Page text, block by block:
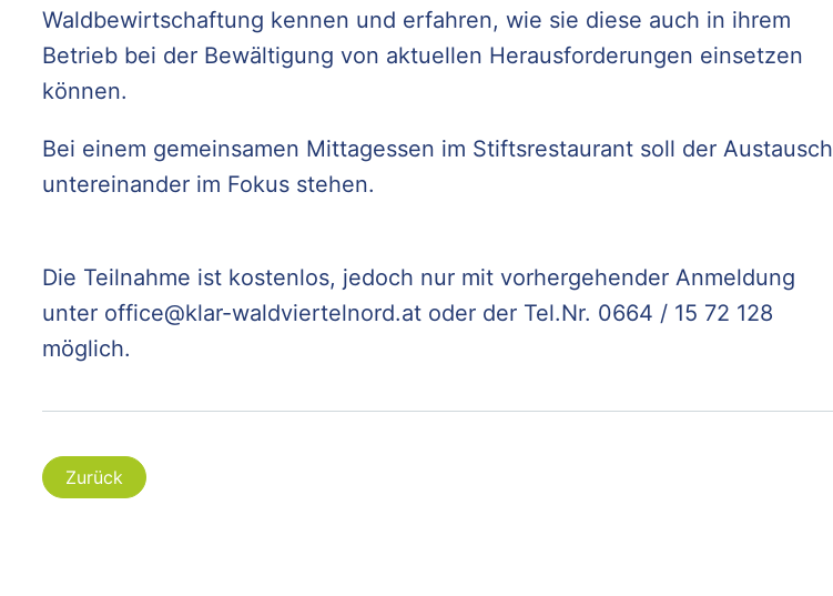
Waldbewirtschaftung kennen und erfahren, wie sie diese auch in ihrem
Betrieb bei der Bewältigung von aktuellen Herausforderungen einsetzen
können.
Bei einem gemeinsamen Mittagessen im Stiftsrestaurant soll der Austausch
untereinander im Fokus stehen.
Die Teilnahme ist kostenlos, jedoch nur mit vorhergehender Anmeldung
unter office@klar-waldviertelnord.at oder der Tel.Nr. 0664 / 15 72 128
möglich.
Zurück